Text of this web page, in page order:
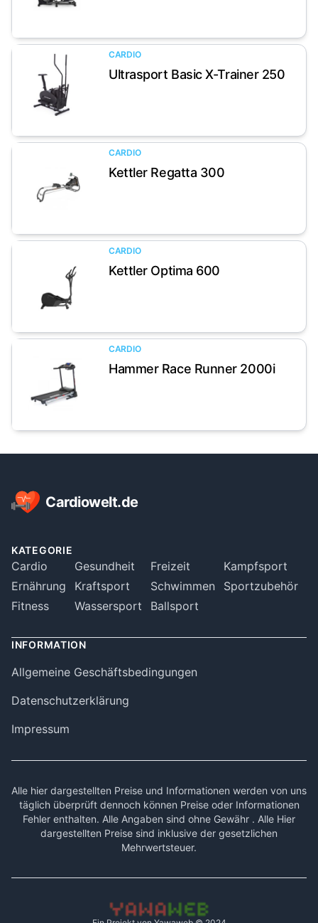
Artikel anzeigen
CARDIO
Ultrasport Basic X-Trainer 250
Artikel anzeigen
CARDIO
Kettler Regatta 300
Artikel anzeigen
CARDIO
Kettler Optima 600
Artikel anzeigen
CARDIO
Hammer Race Runner 2000i
Cardiowelt.de
KATEGORIE
Cardio
Ernährung
Fitness
Gesundheit
Kraftsport
Wassersport
Freizeit
Schwimmen
Ballsport
Kampfsport
Sportzubehör
INFORMATION
Allgemeine Geschäftsbedingungen
Datenschutzerklärung
Impressum
Alle hier dargestellten Preise und Informationen werden von uns
täglich überprüft dennoch können Preise oder Informationen
Fehler enthalten. Alle Angaben sind ohne Gewähr . Alle Hier
dargestellten Preise sind inklusive der gesetzlichen
Mehrwertsteuer.